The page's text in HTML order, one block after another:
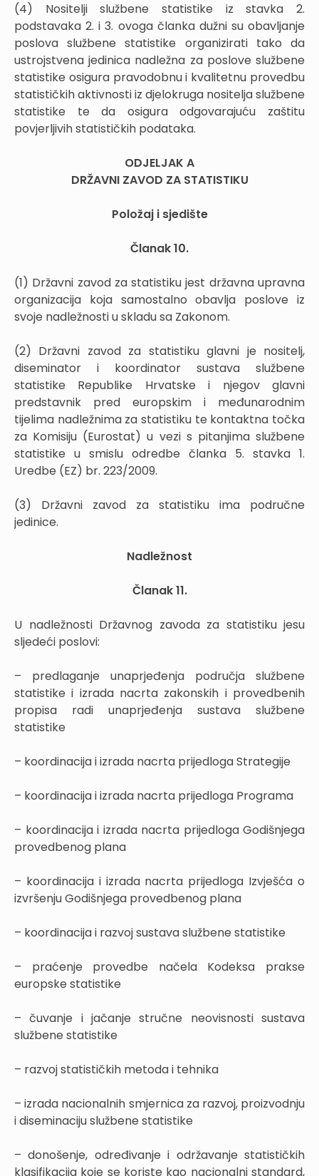
(4) Nositelji službene statistike iz stavka 2.
podstavaka 2. i 3. ovoga članka dužni su obavljanje
poslova službene statistike organizirati tako da
ustrojstvena jedinica nadležna za poslove službene
statistike osigura pravodobnu i kvalitetnu provedbu
statističkih aktivnosti iz djelokruga nositelja službene
statistike te da osigura odgovarajuću zaštitu
povjerljivih statističkih podataka.
ODJELJAK A
DRŽAVNI ZAVOD ZA STATISTIKU
Položaj i sjedište
Članak 10.
(1) Državni zavod za statistiku jest državna upravna
organizacija koja samostalno obavlja poslove iz
svoje nadležnosti u skladu sa Zakonom.
(2) Državni zavod za statistiku glavni je nositelj,
diseminator i koordinator sustava službene
statistike Republike Hrvatske i njegov glavni
predstavnik pred europskim i međunarodnim
tijelima nadležnima za statistiku te kontaktna točka
za Komisiju (Eurostat) u vezi s pitanjima službene
statistike u smislu odredbe članka 5. stavka 1.
Uredbe (EZ) br. 223/2009.
(3) Državni zavod za statistiku ima područne
jedinice.
Nadležnost
Članak 11.
U nadležnosti Državnog zavoda za statistiku jesu
sljedeći poslovi:
– predlaganje unaprjeđenja područja službene
statistike i izrada nacrta zakonskih i provedbenih
propisa radi unaprjeđenja sustava službene
statistike
– koordinacija i izrada nacrta prijedloga Strategije
– koordinacija i izrada nacrta prijedloga Programa
– koordinacija i izrada nacrta prijedloga Godišnjega
provedbenog plana
– koordinacija i izrada nacrta prijedloga Izvješća o
izvršenju Godišnjega provedbenog plana
– koordinacija i razvoj sustava službene statistike
– praćenje provedbe načela Kodeksa prakse
europske statistike
– čuvanje i jačanje stručne neovisnosti sustava
službene statistike
– razvoj statističkih metoda i tehnika
– izrada nacionalnih smjernica za razvoj, proizvodnju
i diseminaciju službene statistike
– donošenje, određivanje i održavanje statističkih
klasifikacija koje se koriste kao nacionalni standard,